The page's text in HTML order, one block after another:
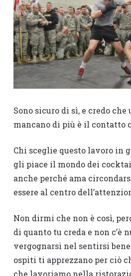
Sono sicuro di sì, e credo
mancano di più è il contatto
Chi sceglie questo lavoro in
gli piace il mondo dei
anche perché ama
essere al centro
Non dirmi che non è così,
di quanto tu creda e non c’è
vergognarsi nel sentirsi
ospiti ti apprezzano per ciò